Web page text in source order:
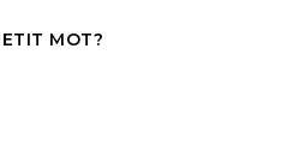
MOT?